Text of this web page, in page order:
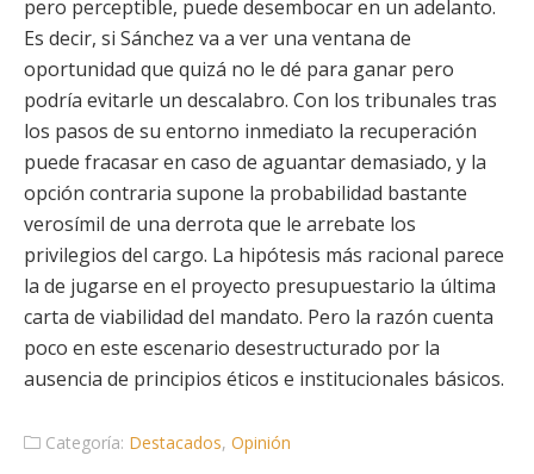
pero perceptible, puede desembocar en un adelanto.
Es decir, si Sánchez va a ver una ventana de
oportunidad que quizá no le dé para ganar pero
podría evitarle un descalabro. Con los tribunales tras
los pasos de su entorno inmediato la recuperación
puede fracasar en caso de aguantar demasiado, y la
opción contraria supone la probabilidad bastante
verosímil de una derrota que le arrebate los
privilegios del cargo. La hipótesis más racional parece
la de jugarse en el proyecto presupuestario la última
carta de viabilidad del mandato. Pero la razón cuenta
poco en este escenario desestructurado por la
ausencia de principios éticos e institucionales básicos.
Categoría: Destacados, Opinión